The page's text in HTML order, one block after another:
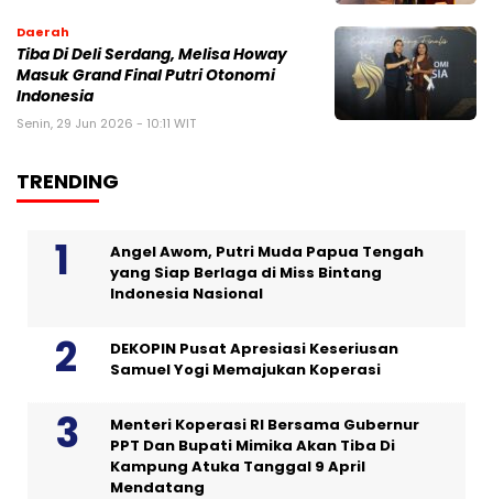
Daerah
Tiba Di Deli Serdang, Melisa Howay
Masuk Grand Final Putri Otonomi
Indonesia
Senin, 29 Jun 2026 - 10:11 WIT
TRENDING
Angel Awom, Putri Muda Papua Tengah
yang Siap Berlaga di Miss Bintang
Indonesia Nasional
DEKOPIN Pusat Apresiasi Keseriusan
Samuel Yogi Memajukan Koperasi
Menteri Koperasi RI Bersama Gubernur
PPT Dan Bupati Mimika Akan Tiba Di
Kampung Atuka Tanggal 9 April
Mendatang